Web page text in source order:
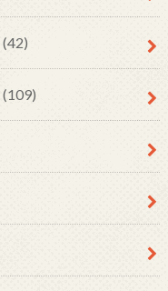
(42)
(109)